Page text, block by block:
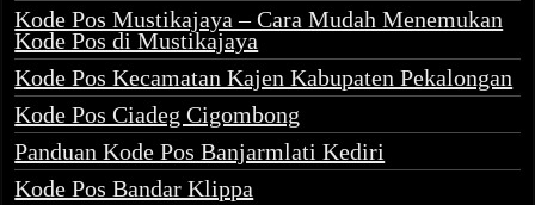
Kode Pos Mustikajaya – Cara Mudah Menemukan
Kode Pos di Mustikajaya
Kode Pos Kecamatan Kajen Kabupaten Pekalongan
Kode Pos Ciadeg Cigombong
Panduan Kode Pos Banjarmlati Kediri
Kode Pos Bandar Klippa